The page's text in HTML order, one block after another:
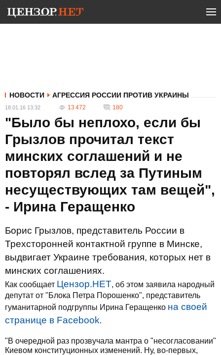
НОВОСТИ АГРЕССИЯ РОССИИ ПРОТИВ УКРАИНЫ
18.01.16 13:32 13 472 180
"Было бы неплохо, если бы
Грызлов прочитал текст
минских соглашений и не
повторял вслед за Путиным
несуществующих там вещей",
- Ирина Геращенко
Борис Грызлов, представитель России в
Трехсторонней контактной группе в Минске,
выдвигает Украине требования, которых нет в
минских соглашениях.
Как сообщает Цензор.НЕТ, об этом заявила народный
депутат от "Блока Петра Порошенко", представитель
гуманитарной подгруппы Ирина Геращенко на своей
странице в Facebook.
"В очередной раз прозвучала мантра о "несогласовании"
Киевом конституционных изменений. Ну, во-первых,